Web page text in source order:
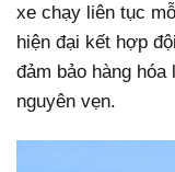
xe chạy liên tục
hiện đại kết hợp
đảm bảo hàng
nguyên vẹn.